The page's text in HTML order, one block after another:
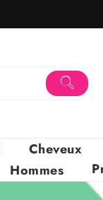
Cheveux
Hommes